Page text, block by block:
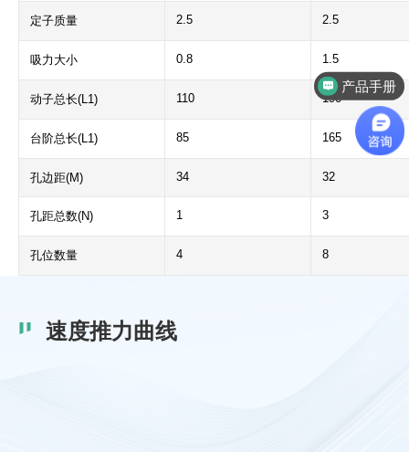
定子质量 2.5 2.5
吸力大小 0.8 1.5
动子总长(L1) 110 190
台阶总长(L1) 85 165
孔边距(M) 34 32
孔距总数(N) 1 3
孔位数量 4 8
速度推力曲线
产品手册